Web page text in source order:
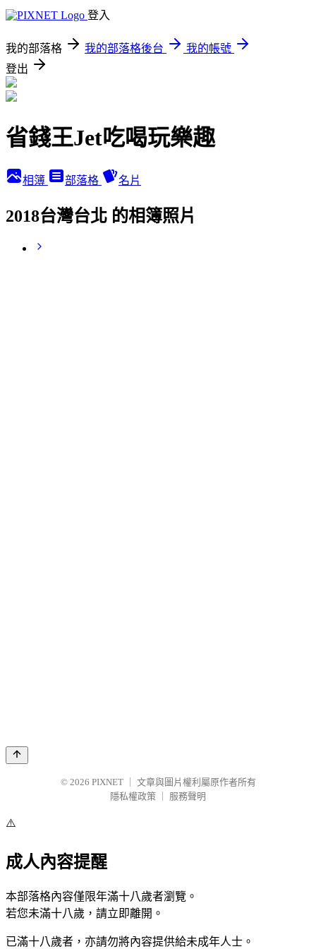
登入
我的部落格 我的部落格後台
我的帳號
登出
省錢王Jet吃喝玩樂趣
相簿 部落格 名片
2018台灣台北 的相簿照片
© 2026 PIXNET
文章與圖片權利屬原作者所有
隱私權政策
服務聲明
⚠️
成人內容提醒
本部落格內容僅限年滿十八歲者瀏覽。
若您未滿十八歲，請立即離開。
已滿十八歲者，亦請勿將內容提供給未成年人士。